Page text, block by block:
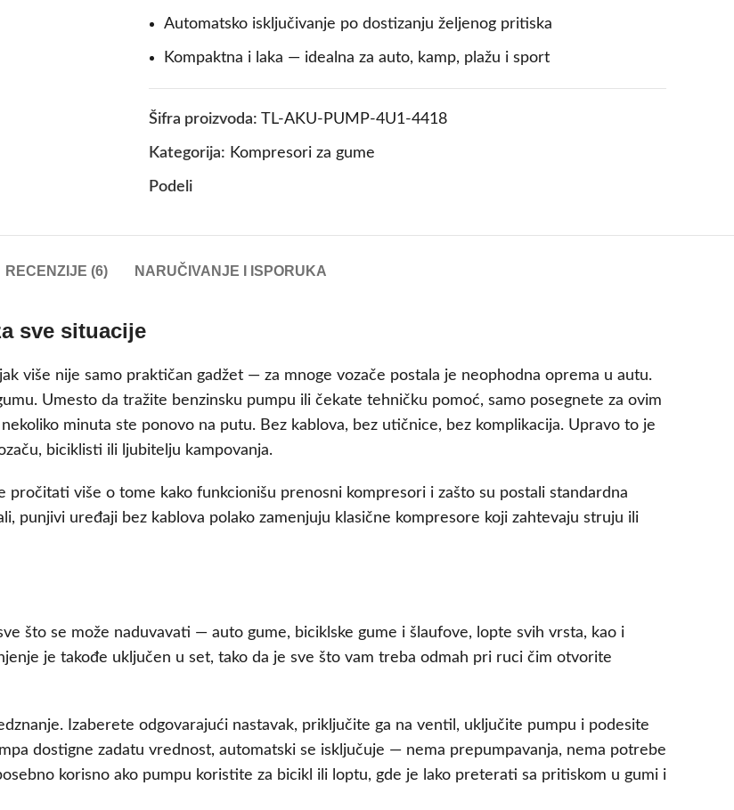
Automatsko isključivanje po dostizanju željenog pritiska
Kompaktna i laka — idealna za auto, kamp, plažu i sport
Šifra proizvoda: TL-AKU-PUMP-4U1-4418
Kategorija: Kompresori za gume
Podeli
RECENZIJE (6) NARUČIVANJE I ISPORUKA
sve situacije
više nije samo praktičan gadžet — za mnoge vozače postala je neophodna oprema u autu.
Umesto da tražite benzinsku pumpu ili čekate tehničku pomoć, samo posegnete za ovim
minuta ste ponovo na putu. Bez kablova, bez utičnice, bez komplikacija. Upravo to je
biciklisti ili ljubitelju kampovanja.
pročitati više o tome kako funkcionišu prenosni kompresori i zašto su postali standardna
punjivi uređaji bez kablova polako zamenjuju klasične kompresore koji zahtevaju struju ili
što se može naduvavati — auto gume, biciklske gume i šlaufove, lopte svih vrsta, kao i
je takođe uključen u set, tako da je sve što vam treba odmah pri ruci čim otvorite
Izaberete odgovarajući nastavak, priključite ga na ventil, uključite pumpu i podesite
dostigne zadatu vrednost, automatski se isključuje — nema prepumpavanja, nema potrebe
korisno ako pumpu koristite za bicikl ili loptu, gde je lako preterati sa pritiskom u gumi i